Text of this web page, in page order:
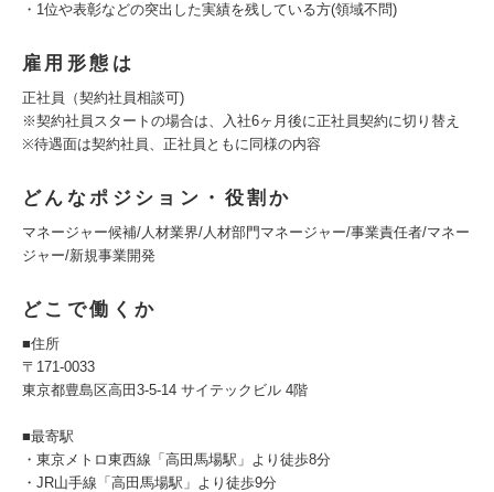
・1位や表彰などの突出した実績を残している方(領域不問)
雇用形態は
正社員（契約社員相談可)
※契約社員スタートの場合は、入社6ヶ月後に正社員契約に切り替え
※待遇面は契約社員、正社員ともに同様の内容
どんなポジション・役割か
マネージャー候補/人材業界/人材部門マネージャー/事業責任者/マネー
ジャー/新規事業開発
どこで働くか
■住所
〒171-0033
東京都豊島区高田3-5-14 サイテックビル 4階
■最寄駅
・東京メトロ東西線「高田馬場駅」より徒歩8分
・JR山手線「高田馬場駅」より徒歩9分